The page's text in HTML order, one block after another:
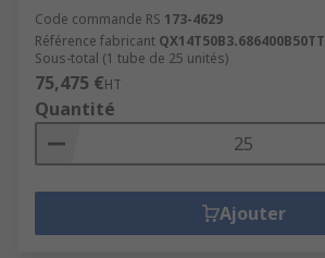
Code commande RS 173-4629
Référence fabricant QX14T50B3.686400B50TT
Sous-total (1 tube de 25 unités)
75,475 €HT
Quantité
Ajouter